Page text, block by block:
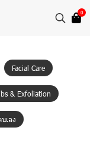
0
Facial Care
& Exfoliation
เอง